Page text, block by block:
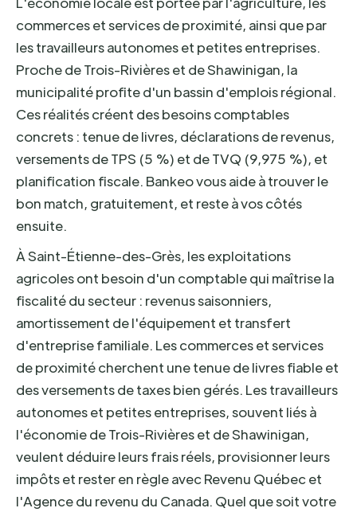
commerces et services de proximité, ainsi que par
les travailleurs autonomes et petites entreprises.
Proche de Trois-Rivières et de Shawinigan, la
municipalité profite d'un bassin d'emplois régional.
Ces réalités créent des besoins comptables
concrets : tenue de livres, déclarations de revenus,
versements de TPS (5 %) et de TVQ (9,975 %), et
planification fiscale. Bankeo vous aide à trouver le
bon match, gratuitement, et reste à vos côtés
ensuite.
À Saint-Étienne-des-Grès, les exploitations
agricoles ont besoin d'un comptable qui maîtrise la
fiscalité du secteur : revenus saisonniers,
amortissement de l'équipement et transfert
d'entreprise familiale. Les commerces et services
de proximité cherchent une tenue de livres fiable et
des versements de taxes bien gérés. Les travailleurs
autonomes et petites entreprises, souvent liés à
l'économie de Trois-Rivières et de Shawinigan,
veulent déduire leurs frais réels, provisionner leurs
impôts et rester en règle avec Revenu Québec et
l'Agence du revenu du Canada. Quel que soit votre